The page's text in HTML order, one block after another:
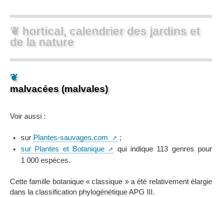
❦ hortical, calendrier des jardins et
de la nature
❦
malvacées (malvales)
Voir aussi :
sur Plantes-sauvages.com
;
sur Plantes et Botanique
qui indique 113 genres pour
1 000 espèces.
Cette famille botanique « classique » a été relativement élargie
dans la classification phylogénétique APG III.